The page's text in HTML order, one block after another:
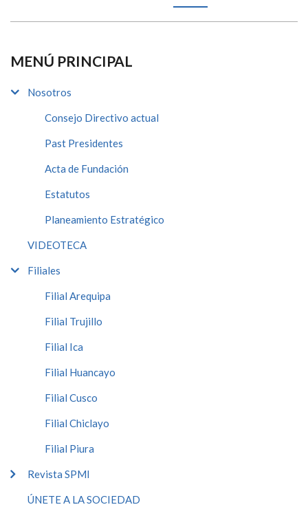
MENÚ PRINCIPAL
Nosotros
Consejo Directivo actual
Past Presidentes
Acta de Fundación
Estatutos
Planeamiento Estratégico
VIDEOTECA
Filiales
Filial Arequipa
Filial Trujillo
Filial Ica
Filial Huancayo
Filial Cusco
Filial Chiclayo
Filial Piura
Revista SPMI
ÚNETE A LA SOCIEDAD